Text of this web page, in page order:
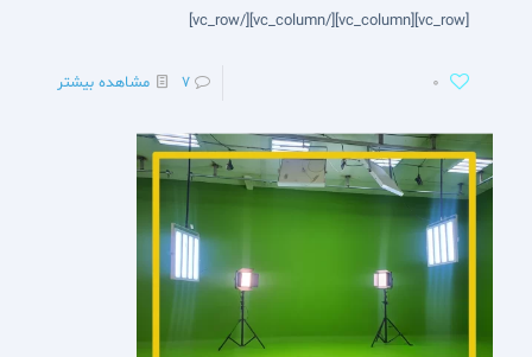
[vc_row][vc_column][/vc_column][/vc_row]
0
7 مشاهده بیشتر